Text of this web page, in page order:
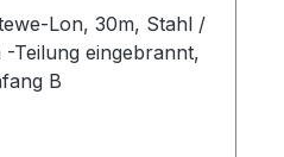
Lon, 30m, Stahl /
Teilung eingebrannt,
B